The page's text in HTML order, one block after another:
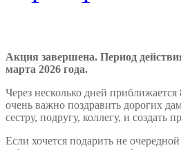
Акция завершена. Период
марта 2026 года.
Через несколько дней
очень важно поздравить дорогих
сестру, подругу, коллегу, и создать
Если хочется подарить не